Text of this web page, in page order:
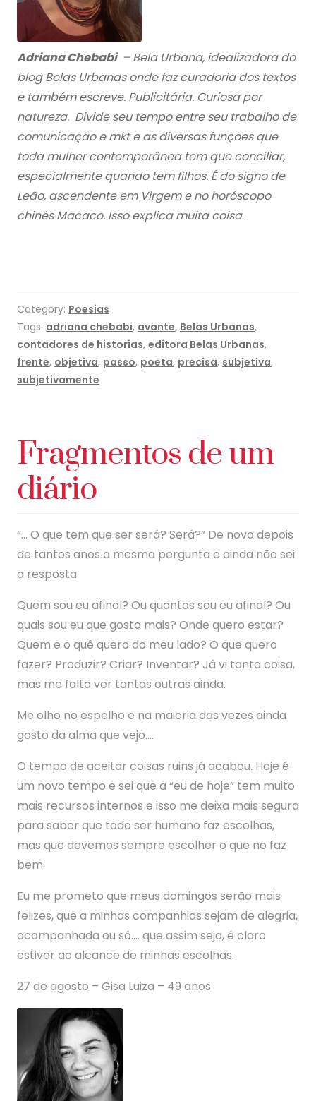
Adriana Chebabi – Bela Urbana, idealizadora do
blog Belas Urbanas onde faz curadoria dos textos
e também escreve. Publicitária. Curiosa por
natureza. Divide seu tempo entre seu trabalho de
comunicação e mkt e as diversas funções que
toda mulher contemporânea tem que conciliar,
especialmente quando tem filhos. É do signo de
Leão, ascendente em Virgem e no horóscopo
chinês Macaco. Isso explica muita coisa.
Category: Poesias
Tags: adriana chebabi, avante, Belas Urbanas,
contadores de historias, editora Belas Urbanas,
frente, objetiva, passo, poeta, precisa, subjetiva,
subjetivamente
Fragmentos de um
diário
“… O que tem que ser será? Será?” De novo depois
de tantos anos a mesma pergunta e ainda não sei
a resposta.
Quem sou eu afinal? Ou quantas sou eu afinal? Ou
quais sou eu que gosto mais? Onde quero estar?
Quem e o quê quero do meu lado? O que quero
fazer? Produzir? Criar? Inventar? Já vi tanta coisa,
mas me falta ver tantas outras ainda.
Me olho no espelho e na maioria das vezes ainda
gosto da alma que vejo….
O tempo de aceitar coisas ruins já acabou. Hoje é
um novo tempo e sei que a “eu de hoje” tem muito
mais recursos internos e isso me deixa mais segura
para saber que todo ser humano faz escolhas,
mas que devemos sempre escolher o que no faz
bem.
Eu me prometo que meus domingos serão mais
felizes, que a minhas companhias sejam de alegria,
acompanhada ou só…. que assim seja, é claro
estiver ao alcance de minhas escolhas.
27 de agosto – Gisa Luiza – 49 anos